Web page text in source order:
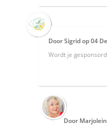
DoorSigridop04
Wordt je
Door